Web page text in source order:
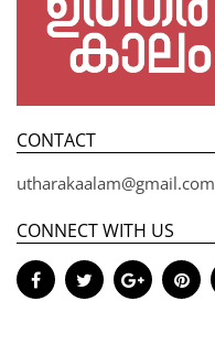
CONTACT
utharakaalam@gmail.com
CONNECT WITH US